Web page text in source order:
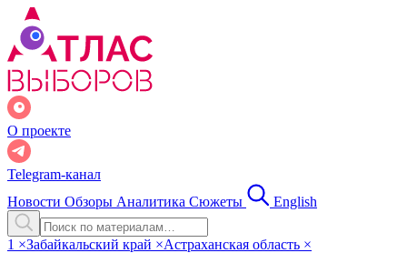
О проекте
Telegram-канал
Новости Обзоры Аналитика Сюжеты English
1 ×Забайкальский край ×Астраханская область ×